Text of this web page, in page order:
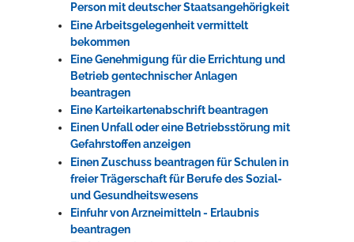
Person mit deutscher Staatsangehörigkeit
Eine Arbeitsgelegenheit vermittelt
bekommen
Eine Genehmigung für die Errichtung und
Betrieb gentechnischer Anlagen
beantragen
Eine Karteikartenabschrift beantragen
Einen Unfall oder eine Betriebsstörung mit
Gefahrstoffen anzeigen
Einen Zuschuss beantragen für Schulen in
freier Trägerschaft für Berufe des Sozial-
und Gesundheitswesens
Einfuhr von Arzneimitteln - Erlaubnis
beantragen